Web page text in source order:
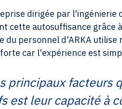
dirigée par l'ingénierie
cette autosuffisance grâce
du personnel d'ARKA
car l'expérience est
principaux facteurs
est leur capacité à